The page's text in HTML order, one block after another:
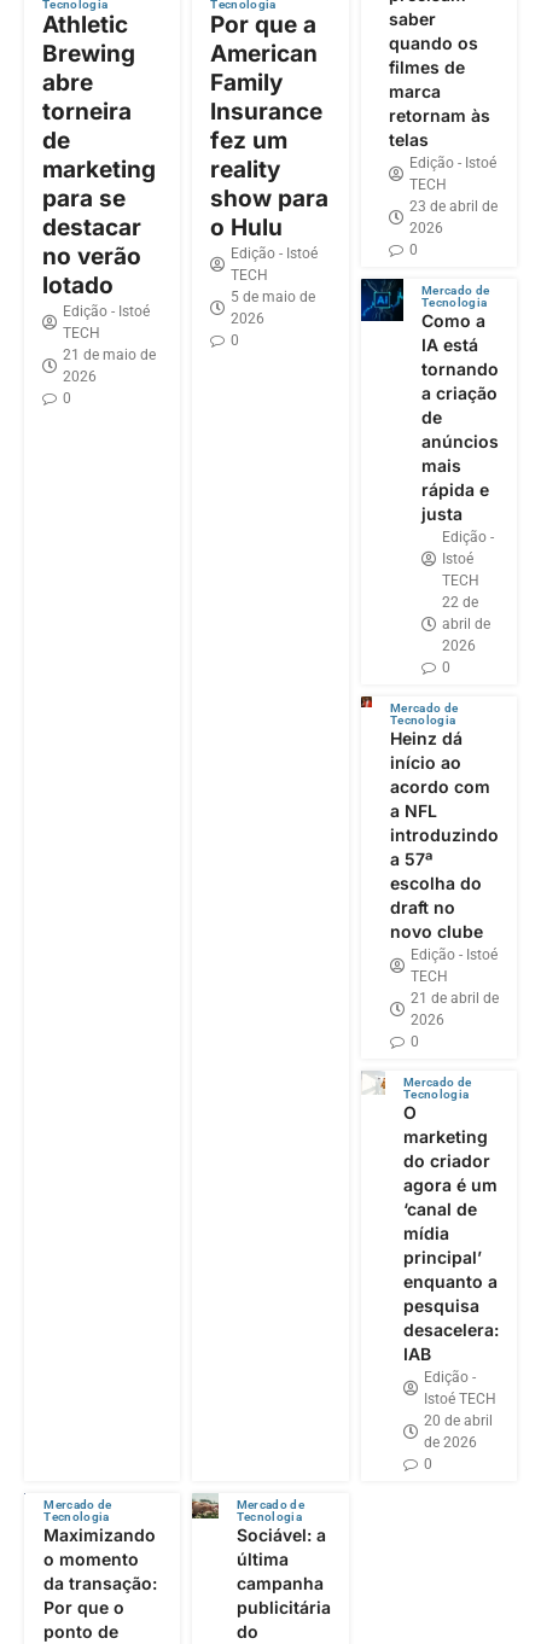
Tecnologia
Athletic
Brewing
abre
torneira
de
marketing
para se
destacar
no verão
lotado
Edição - Istoé
TECH
21 de maio de
2026
0
Tecnologia
Por que a
American
Family
Insurance
fez um
reality
show para
o Hulu
Edição - Istoé
TECH
5 de maio de
2026
0
saber
quando os
filmes de
marca
retornam às
telas
Edição - Istoé
TECH
23 de abril de
2026
0
Mercado de
Tecnologia
Como a
IA está
tornando
a criação
de
anúncios
mais
rápida e
justa
Edição -
Istoé
TECH
22 de
abril de
2026
0
Mercado de
Tecnologia
Heinz dá
início ao
acordo com
a NFL
introduzindo
a 57ª
escolha do
draft no
novo clube
Edição - Istoé
TECH
21 de abril de
2026
0
Mercado de
Tecnologia
O
marketing
do criador
agora é um
‘canal de
mídia
principal’
enquanto a
pesquisa
desacelera:
IAB
Edição -
Istoé TECH
20 de abril
de 2026
0
Mercado de
Tecnologia
Maximizando
o momento
da transação:
Por que o
ponto de
Mercado de
Tecnologia
Sociável: a
última
campanha
publicitária
do